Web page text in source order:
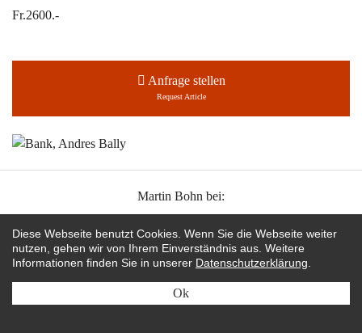
Fr.2600.-
Anfrage stellen
Request Article
Martin Bohn bei:
editionformform
rubylux
instagram
Diese Webseite benutzt Cookies. Wenn Sie die Webseite weiter
nutzen, gehen wir von Ihrem Einverständnis aus. Weitere
Informationen finden Sie in unserer Datenschutzerklärung
Ok